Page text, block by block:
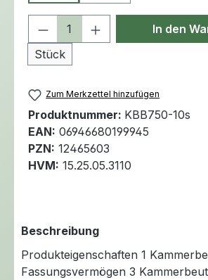
Produkt Anzahl: Gib
Stück
In den
Zum Merkzettel hinzufügen
Produktnummer: KBB750-10s
EAN: 06946680199945
PZN: 12465603
HVM: 15.25.05.3110
Beschreibung
Produkteigenschaften 1
Fassungsvermögen 3